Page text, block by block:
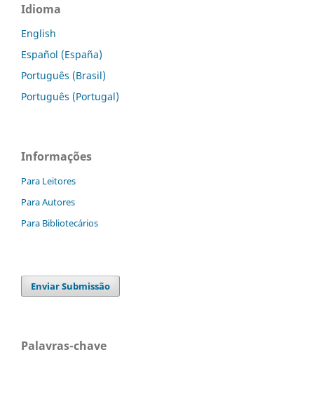
Idioma
English
Español (España)
Português (Brasil)
Português (Portugal)
Informações
Para Leitores
Para Autores
Para Bibliotecários
Enviar Submissão
Palavras-chave